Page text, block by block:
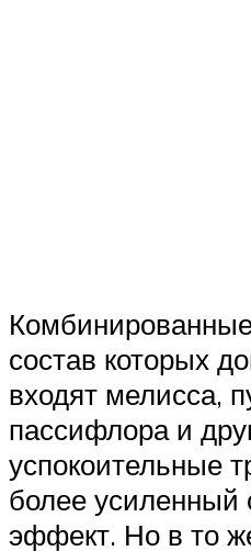
состав которых
входят мелисса,
пассифлора и
успокоительные
более усиленный
эффект. Но в то